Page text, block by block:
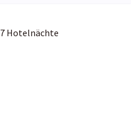
7 Hotelnächte